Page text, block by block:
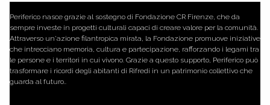
Periferico nasce grazie al sostegno di Fondazione CR Firenze, che da
sempre investe in progetti culturali capaci di creare valore per la comunità.
Attraverso un'azione filantropica mirata, la Fondazione promuove iniziative
che intrecciano memoria, cultura e partecipazione, rafforzando i legami tra
le persone e i territori in cui vivono. Grazie a questo supporto, Periferico può
trasformare i ricordi degli abitanti di Rifredi in un patrimonio collettivo che
guarda al futuro..